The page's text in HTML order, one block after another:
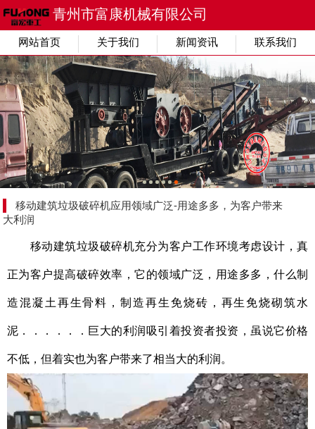
青州市富康机械有限公司
网站首页 关于我们 新闻资讯 联系我们
移动建筑垃圾破碎机应用领域广泛-用途多多，为客户带来
大利润
移动建筑垃圾破碎机充分为客户工作环境考虑设计，真
正为客户提高破碎效率，它的领域广泛，用途多多，什么制
造混凝土再生骨料，制造再生免烧砖 ， 再生免烧砌筑水
泥 ．．．．．．巨大的利润吸引着投资者投资，虽说它价格
不低，但着实也为客户带来了相当大的利润。